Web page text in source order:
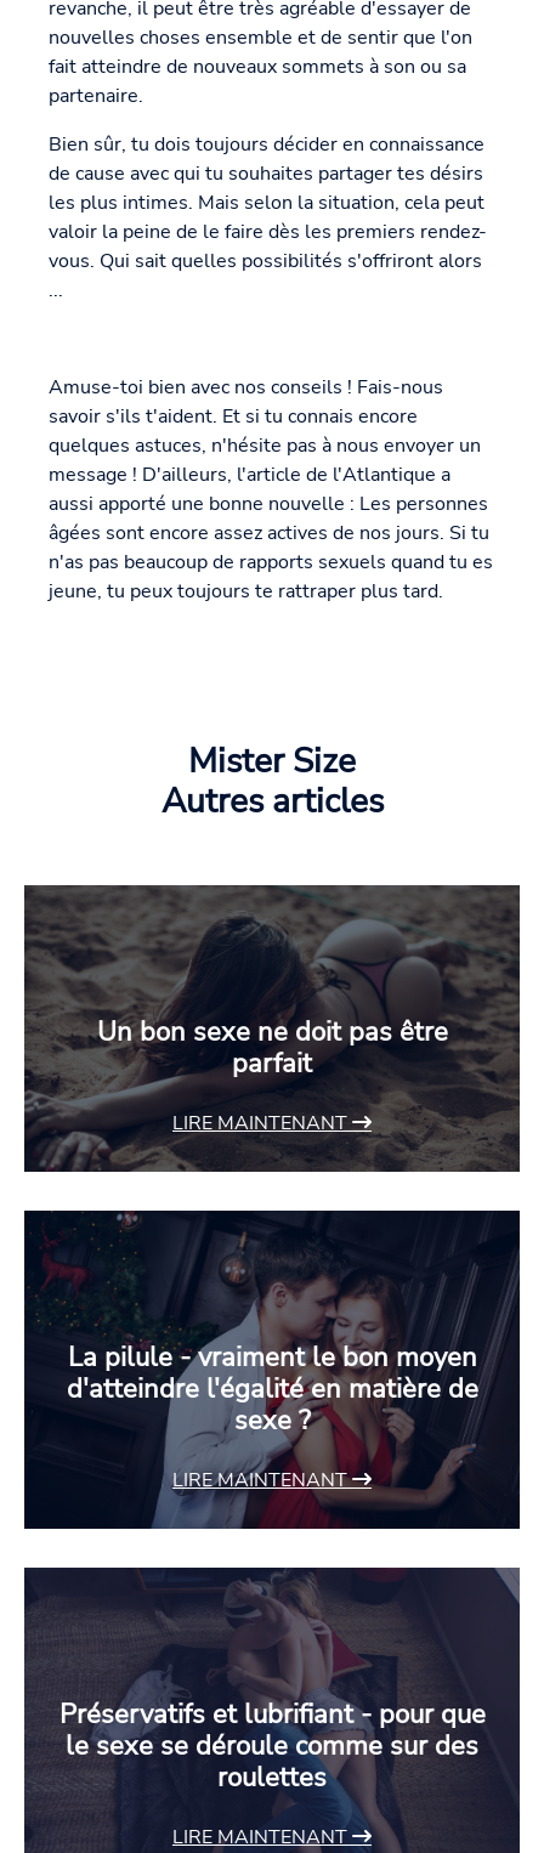
revanche, il peut être très agréable d'essayer de
nouvelles choses ensemble et de sentir que l'on
fait atteindre de nouveaux sommets à son ou sa
partenaire.
Bien sûr, tu dois toujours décider en connaissance
de cause avec qui tu souhaites partager tes désirs
les plus intimes. Mais selon la situation, cela peut
valoir la peine de le faire dès les premiers rendez-
vous. Qui sait quelles possibilités s'offriront alors
...
Amuse-toi bien avec nos conseils ! Fais-nous
savoir s'ils t'aident. Et si tu connais encore
quelques astuces, n'hésite pas à nous envoyer un
message ! D'ailleurs, l'article de l'Atlantique a
aussi apporté une bonne nouvelle : Les personnes
âgées sont encore assez actives de nos jours. Si tu
n'as pas beaucoup de rapports sexuels quand tu es
jeune, tu peux toujours te rattraper plus tard.
Mister Size
Autres articles
Un bon sexe ne doit pas être
parfait
LIRE MAINTENANT
La pilule - vraiment le bon moyen
d'atteindre l'égalité en matière de
sexe ?
LIRE MAINTENANT
Préservatifs et lubrifiant - pour que
le sexe se déroule comme sur des
roulettes
LIRE MAINTENANT